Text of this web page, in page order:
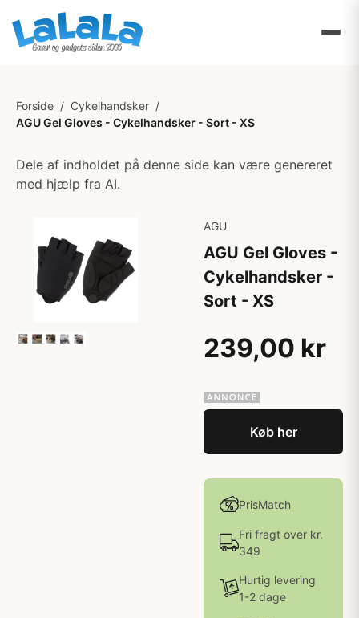
Forside / Cykelhandsker /
AGU Gel Gloves - Cykelhandsker - Sort - XS
Dele af indholdet på denne side kan være genereret
med hjælp fra AI.
AGU
AGU Gel Gloves -
Cykelhandsker -
Sort - XS
239,00 kr
Køb her
PrisMatch
Fri fragt over kr.
349
Hurtig levering
1-2 dage